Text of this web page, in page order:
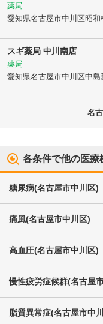
薬局
愛知県名古屋市中川区昭和
スギ薬局 中川南店
薬局
愛知県名古屋市中川区中島
名
各条件で他の医療
糖尿病(名古屋市中川区)
痛風(名古屋市中川区)
高血圧(名古屋市中川区)
慢性疲労症候群(名古屋
脂質異常症(名古屋市中